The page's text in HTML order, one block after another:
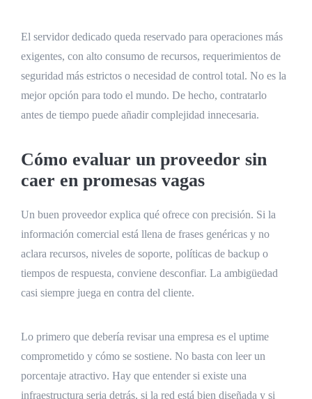
El servidor dedicado queda reservado para operaciones más
exigentes, con alto consumo de recursos, requerimientos de
seguridad más estrictos o necesidad de control total. No es la
mejor opción para todo el mundo. De hecho, contratarlo
antes de tiempo puede añadir complejidad innecesaria.
Cómo evaluar un proveedor sin
caer en promesas vagas
Un buen proveedor explica qué ofrece con precisión. Si la
información comercial está llena de frases genéricas y no
aclara recursos, niveles de soporte, políticas de backup o
tiempos de respuesta, conviene desconfiar. La ambigüedad
casi siempre juega en contra del cliente.
Lo primero que debería revisar una empresa es el uptime
comprometido y cómo se sostiene. No basta con leer un
porcentaje atractivo. Hay que entender si existe una
infraestructura seria detrás, si la red está bien diseñada y si